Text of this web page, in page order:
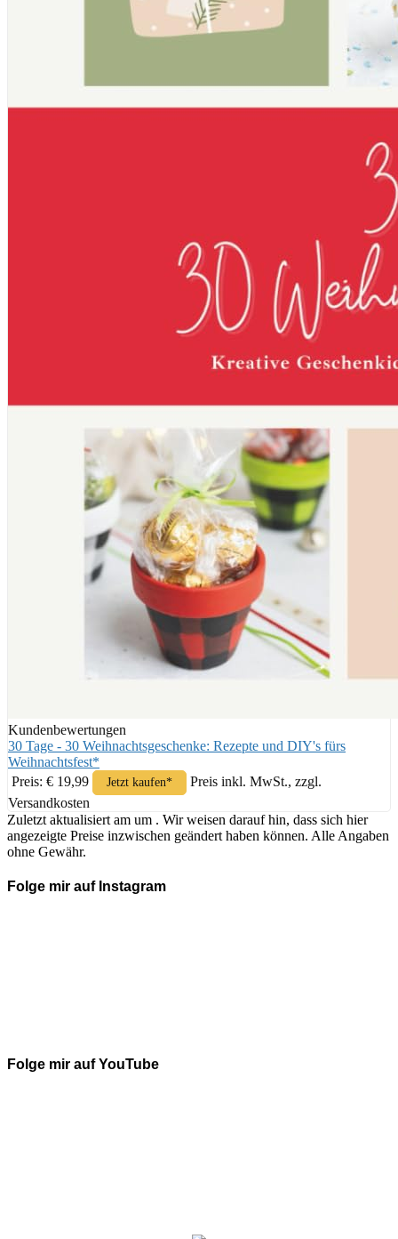
Kundenbewertungen
30 Tage - 30 Weihnachtsgeschenke: Rezepte und DIY's fürs
Weihnachtsfest*
Preis: € 19,99
Jetzt kaufen*
Preis inkl. MwSt., zzgl.
Versandkosten
Zuletzt aktualisiert am um . Wir weisen darauf hin, dass sich hier
angezeigte Preise inzwischen geändert haben können. Alle Angaben
ohne Gewähr.
Folge mir auf Instagram
Folge mir auf YouTube